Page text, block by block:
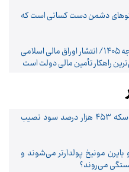
دشمن دست کسانی است که
احتمال ارائه لایحه اصلاح قانون بودجه ۱۴۰۵/ انتشار اوراق مالی اسلامی
راهکار تأمین مالی دولت است
رقابت ۳۰ ساله دلار، طلا و سکه / سکه ۴۵۳ هزار درصد سود نصیب
بایرن مونیخ پولدارتر می‌شوند و
می‌روند؟